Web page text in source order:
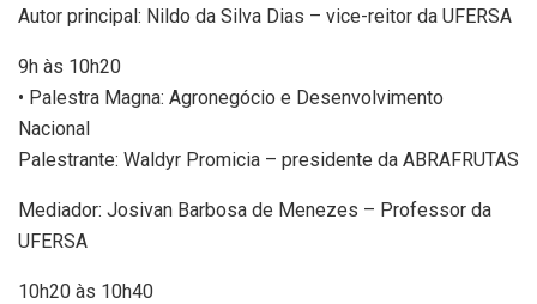
Autor principal: Nildo da Silva Dias – vice-reitor da UFERSA
9h às 10h20
• Palestra Magna: Agronegócio e Desenvolvimento
Nacional
Palestrante: Waldyr Promicia – presidente da ABRAFRUTAS
Mediador: Josivan Barbosa de Menezes – Professor da
UFERSA
10h20 às 10h40